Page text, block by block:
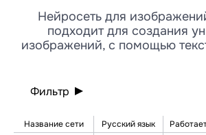
Нейросеть для
подходит для создания
изображений, с помощью
Фильтр
Название сети Русский язык